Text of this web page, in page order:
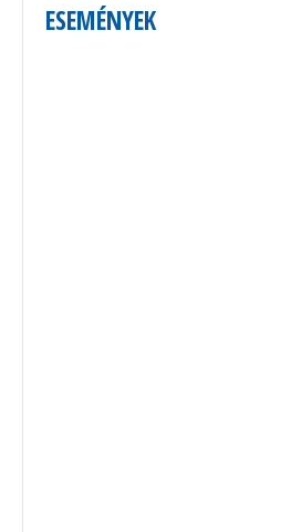
ESEMÉNYEK